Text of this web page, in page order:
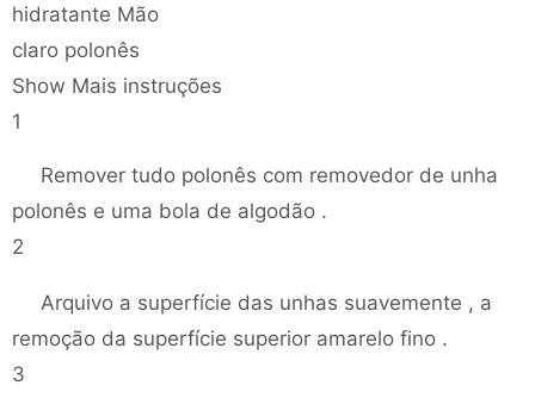
hidratante Mão
claro polonês
Show Mais instruções
1
Remover tudo polonês com removedor de unha
polonês e uma bola de algodão .
2
Arquivo a superfície das unhas suavemente , a
remoção da superfície superior amarelo fino .
3